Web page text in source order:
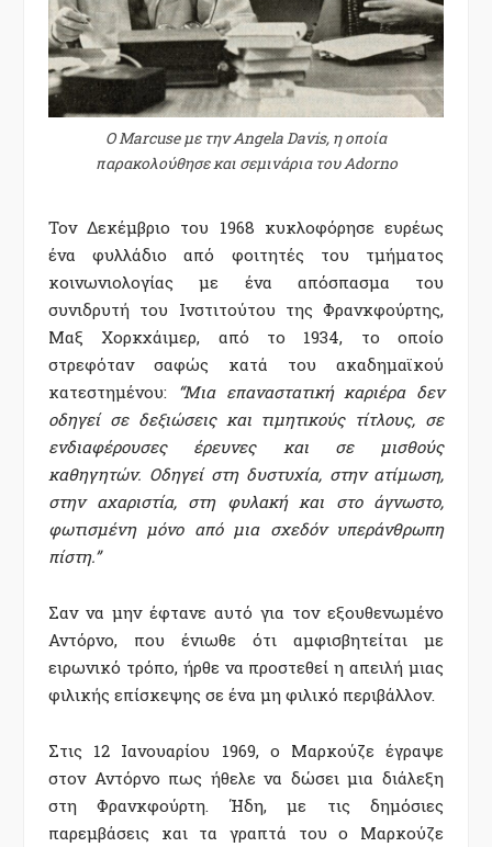
Ο Marcuse με την Angela Davis, η οποία
παρακολούθησε και σεμινάρια του Adorno
Τον Δεκέμβριο του 1968 κυκλοφόρησε ευρέως
ένα φυλλάδιο από φοιτητές του τμήματος
κοινωνιολογίας με ένα απόσπασμα του
συνιδρυτή του Ινστιτούτου της Φρανκφούρτης,
Μαξ Χορκχάιμερ, από το 1934, το οποίο
στρεφόταν σαφώς κατά του ακαδημαϊκού
κατεστημένου: “Μια επαναστατική καριέρα δεν
οδηγεί σε δεξιώσεις και τιμητικούς τίτλους, σε
ενδιαφέρουσες έρευνες και σε μισθούς
καθηγητών. Οδηγεί στη δυστυχία, στην ατίμωση,
στην αχαριστία, στη φυλακή και στο άγνωστο,
φωτισμένη μόνο από μια σχεδόν υπεράνθρωπη
πίστη.”
Σαν να μην έφτανε αυτό για τον εξουθενωμένο
Αντόρνο, που ένιωθε ότι αμφισβητείται με
ειρωνικό τρόπο, ήρθε να προστεθεί η απειλή μιας
φιλικής επίσκεψης σε ένα μη φιλικό περιβάλλον.
Στις 12 Ιανουαρίου 1969, ο Μαρκούζε έγραψε
στον Αντόρνο πως ήθελε να δώσει μια διάλεξη
στη Φρανκφούρτη. Ήδη, με τις δημόσιες
παρεμβάσεις και τα γραπτά του ο Μαρκούζε